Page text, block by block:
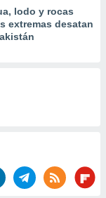
lodo y rocas
extremas desatan